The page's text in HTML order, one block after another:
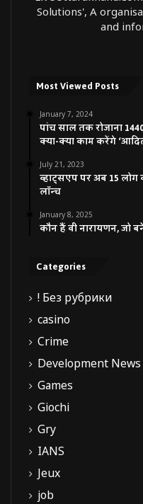
Solutions', A
and
Most Viewed Posts
January 7, 2024
पांच साल तक रोजाना
क्या-क्या काम करेंगे
July 21, 2023
व्हाट्सएप पर अब 15
लॉन्च
January 8, 2025
कौन हैं वी नारायणन, जो
Categories
! Без рубрики
casino
Crime
Development News
Games
Giochi
Gry
IANS
Jeux
job